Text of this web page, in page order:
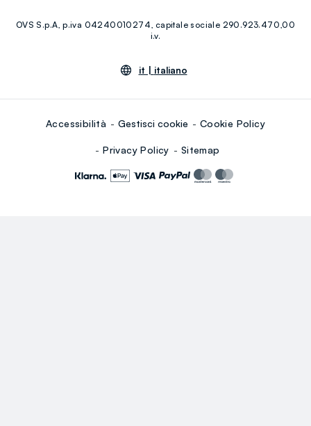
Youtube Linkedin
OVS S.p.A, p.iva 04240010274, capitale sociale 290.923.470,00
i.v.
it | italiano
Accessibilità Gestisci cookie Cookie Policy
Privacy Policy Sitemap